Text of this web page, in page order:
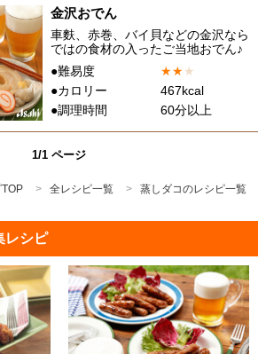
金沢おでん
車麩、赤巻、バイ貝などの金沢なら
ではの食材の入ったご当地おでん♪
●難易度
★★★
●カロリー
467kcal
●調理時間
60分以上
1/1 ページ
全レシピ一覧 蒸しダコのレシピ一覧
レシピ